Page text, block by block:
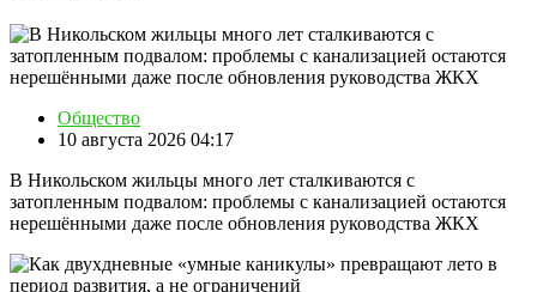
Общество
10 августа 2026 04:17
В Никольском жильцы много лет сталкиваются с
затопленным подвалом: проблемы с канализацией остаются
нерешёнными даже после обновления руководства ЖКХ